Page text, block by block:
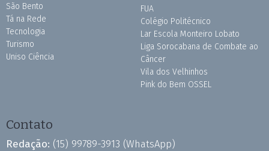
São Bento
Tá na Rede
Tecnologia
Turismo
Uniso Ciência
FUA
Colégio Politécnico
Lar Escola Monteiro Lobato
Liga Sorocabana de Combate ao
Câncer
Vila dos Velhinhos
Pink do Bem OSSEL
Contato
Redação: (15) 99789-3913 (WhatsApp)